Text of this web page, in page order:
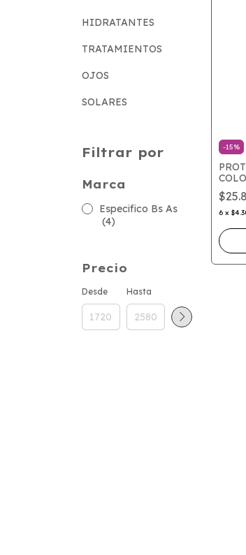
HIDRATANTES
TRATAMIENTOS
OJOS
SOLARES
Filtrar por
Marca
Especifico Bs As
(4)
Precio
Desde Hasta
-15%
6 x